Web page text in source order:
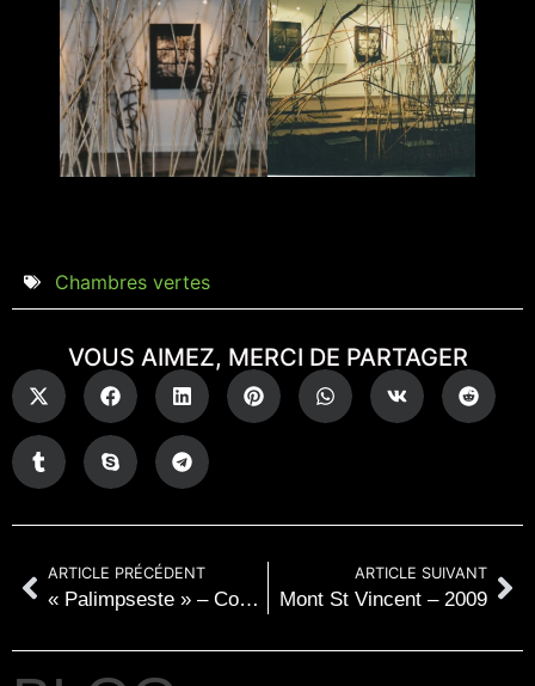
Chambres vertes
VOUS AIMEZ, MERCI DE PARTAGER
ARTICLE PRÉCÉDENT
« Palimpseste » – Couzes, 2012
ARTICLE SUIVANT
Mont St Vincent – 2009